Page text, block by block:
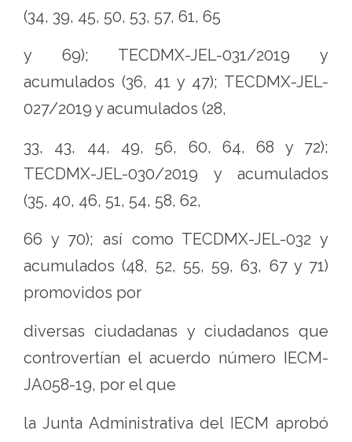
(34, 39, 45, 50, 53, 57, 61, 65
y 69); TECDMX-JEL-031/2019 y
acumulados (36, 41 y 47); TECDMX-JEL-
027/2019 y acumulados (28,
33, 43, 44, 49, 56, 60, 64, 68 y 72);
TECDMX-JEL-030/2019 y acumulados
(35, 40, 46, 51, 54, 58, 62,
66 y 70); así como TECDMX-JEL-032 y
acumulados (48, 52, 55, 59, 63, 67 y 71)
promovidos por
diversas ciudadanas y ciudadanos que
controvertían el acuerdo número IECM-
JA058-19, por el que
la Junta Administrativa del IECM aprobó